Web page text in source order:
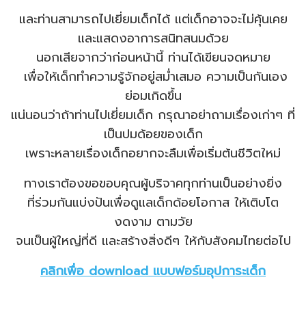
และท่านสามารถไปเยี่ยมเด็กได้ แต่เด็กอาจจะไม่คุ้นเคย
และแสดงอาการสนิทสนมด้วย
นอกเสียจากว่าก่อนหน้านี้ ท่านได้เขียนจดหมาย
เพื่อให้เด็กทําความรู้จักอยู่สม่ําเสมอ ความเป็นกันเอง
ย่อมเกิดขึ้น
แน่นอนว่าถ้าท่านไปเยี่ยมเด็ก กรุณาอย่าถามเรื่องเก่าๆ ที่
เป็นปมด้อยของเด็ก
เพราะหลายเรื่องเด็กอยากจะลืมเพื่อเริ่มต้นชีวิตใหม่
ทางเราต้องขอขอบคุณผู้บริจาคทุกท่านเป็นอย่างยิ่ง
ที่ร่วมกันแบ่งปันเพื่อดูแลเด็กด้อยโอกาส ให้เติบโต
งดงาม ตามวัย
จนเป็นผู้ใหญ่ที่ดี และสร้างสิ่งดีๆ ให้กับสังคมไทยต่อไป
คลิกเพื่อ download แบบฟอร์มอุปการะเด็ก